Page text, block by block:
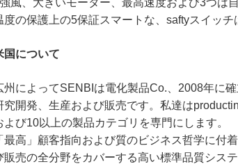
風、大きいモーター、最高速度および3つは
度の保護上の5保証スマートな、saftyスイッチ
国について
州によってSENBIは電化製品Co.、2008年に
究開発、生産および販売です。私達は
よび10以上の製品カテゴリを専門にします。
最高」顧客指向および質のビジネス哲学に付
販売の全分野をカバーする高い標準品質シス